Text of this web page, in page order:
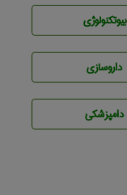
بيوتكنولوژی
داروسازی
دامپزشكی